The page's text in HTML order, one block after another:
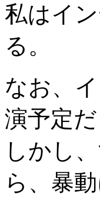
私はイ
る。
なお、
演予定
しかし
ら、暴